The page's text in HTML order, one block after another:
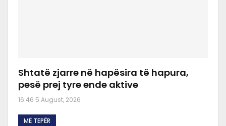
Shtatë zjarre në hapësira të hapura,
pesë prej tyre ende aktive
16:46 5 August, 2026
MË TEPËR